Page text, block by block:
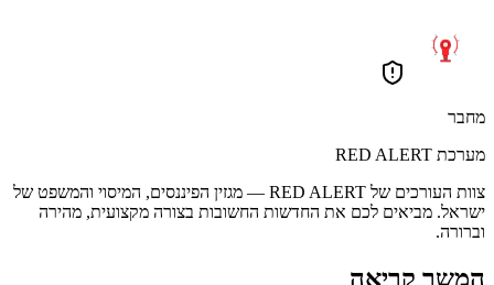
מחבר
מערכת RED ALERT
צוות העורכים של RED ALERT — מגזין הפיננסים, המיסוי והמשפט של
ישראל. מביאים לכם את החדשות החשובות בצורה מקצועית, מהירה
וברורה.
המשך קריאה